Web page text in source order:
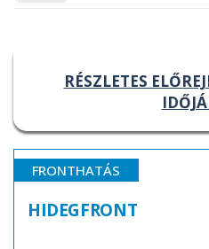
RÉSZLETES
FRONTHATÁS
HIDEGFRONT